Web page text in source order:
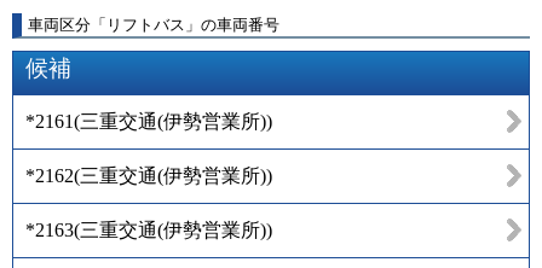
車両区分 「 リフトバス 」 の車両番号
候補
*2161(三重交通(伊勢営業所))
*2162(三重交通(伊勢営業所))
*2163(三重交通(伊勢営業所))